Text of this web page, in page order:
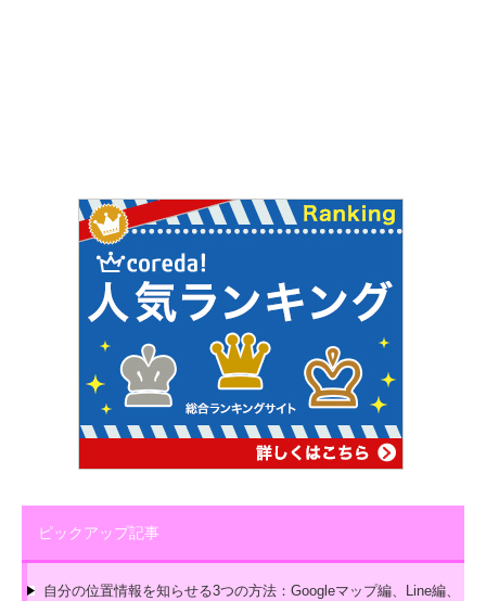
ピックアップ記事
自分の位置情報を知らせる3つの方法：Googleマップ編、Line編、